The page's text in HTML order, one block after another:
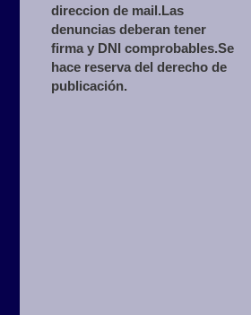
direccion de mail.Las
denuncias deberan tener
firma y DNI comprobables.Se
hace reserva del derecho de
publicación.